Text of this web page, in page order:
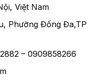
Việt Nam
Phường Đống Đa,TP
– 0909858266